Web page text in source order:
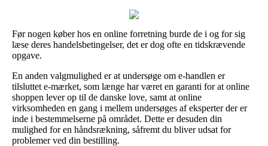
Før nogen køber hos en online forretning burde de i og for sig
læse deres handelsbetingelser, det er dog ofte en tidskrævende
opgave.
En anden valgmulighed er at undersøge om e-handlen er
tilsluttet e-mærket, som længe har været en garanti for at online
shoppen lever op til de danske love, samt at online
virksomheden en gang i mellem undersøges af eksperter der er
inde i bestemmelserne på området. Dette er desuden din
mulighed for en håndsrækning, såfremt du bliver udsat for
problemer ved din bestilling.